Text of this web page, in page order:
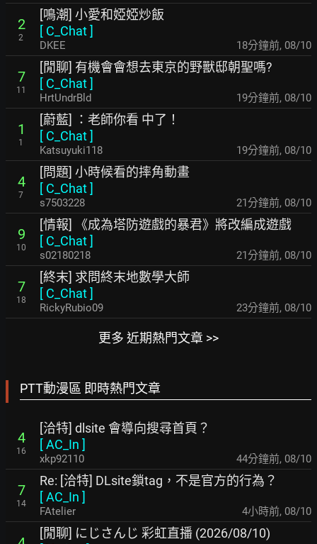
2
2
[鳴潮] 小愛和婭婭炒飯
[ C_Chat]
DKEE 18分鐘前, 08/10
7
11
[閒聊] 有機會會想去東京的野獸邸朝聖嗎?
[ C_Chat]
HrtUndrBld 19分鐘前, 08/10
1
1
[蔚藍] ：老師你看 中了！
[ C_Chat]
Katsuyuki118 19分鐘前, 08/10
4
7
[問題] 小時候看的摔角動畫
[ C_Chat]
s7503228 21分鐘前, 08/10
9
10
[情報] 《成為塔防遊戲的暴君》將改編成遊戲
[ C_Chat]
s02180218 21分鐘前, 08/10
7
18
[終末] 求問終末地數學大師
[ C_Chat]
RickyRubio09 23分鐘前, 08/10
更多 近期熱門文章 >>
PTT動漫區 即時熱門文章
4
16
[洽特] dlsite 會導向搜尋首頁？
[AC_In ]
xkp92110 44分鐘前, 08/10
7
14
Re: [洽特] DLsite鎖tag，不是官方的行為？
[AC_In ]
FAtelier 4小時前, 08/10
[閒聊] にじさんじ 彩虹直播 (2026/08/10)